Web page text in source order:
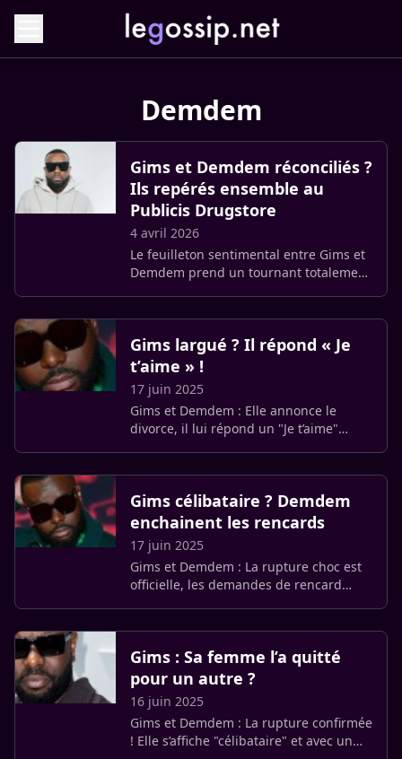
Demdem
Gims et Demdem réconciliés ?
Ils repérés ensemble au
Publicis Drugstore
4 avril 2026
Le feuilleton sentimental entre Gims et
Demdem prend un tournant totalement
Gims largué ? Il répond « Je
t’aime » !
17 juin 2025
Gims et Demdem : Elle annonce le
divorce, il lui répond un "Je t’aime"
Gims célibataire ? Demdem
enchainent les rencards
17 juin 2025
Gims et Demdem : La rupture choc est
officielle, les demandes de rencard
Gims : Sa femme l’a quitté
pour un autre ?
16 juin 2025
Gims et Demdem : La rupture confirmée
! Elle s’affiche "célibataire" et avec un